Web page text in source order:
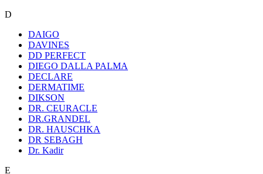
D
DAIGO
DAVINES
DD PERFECT
DIEGO DALLA PALMA
DECLARE
DERMATIME
DIKSON
DR. CEURACLE
DR.GRANDEL
DR. HAUSCHKA
DR SEBAGH
Dr. Kadir
E